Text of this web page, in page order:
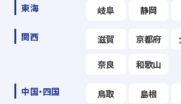
東海 岐阜 静岡
関西 滋賀 京都府
奈良 和歌山
中国・四国 鳥取 島根